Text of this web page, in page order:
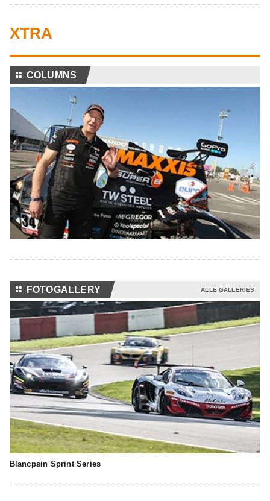
XTRA
⚏ COLUMNS
⚏ FOTOGALLERY ALLE GALLERIES
Blancpain Sprint Series